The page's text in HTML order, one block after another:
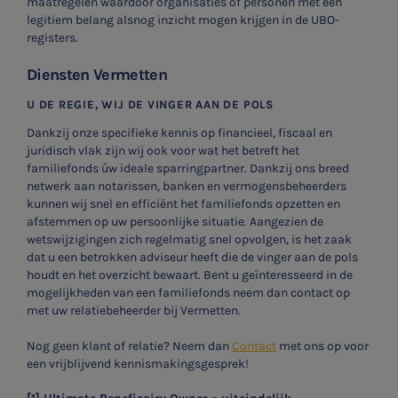
SNEL UW ANTWOORD VINDEN
Zonder gedoe
Typ hieronder uw zoekterm
Meest gezochte onderwerpen
Jaarrekening controle
Belastingadvies
Aanmelden topic-meldingen
Ontvang meldingen bij belangrijke ontwikkelingen rondom
het topic: Stikstof
E-mailadres
legitiem belang alsnog inzicht mogen krijgen in de UBO-
registers.
Diensten Vermetten
U DE REGIE, WIJ DE VINGER AAN DE POLS
Dankzij onze specifieke kennis op financieel, fiscaal en
juridisch vlak zijn wij ook voor wat het betreft het
familiefonds úw ideale sparringpartner. Dankzij ons breed
netwerk aan notarissen, banken en vermogensbeheerders
kunnen wij snel en efficiënt het familiefonds opzetten en
afstemmen op uw persoonlijke situatie. Aangezien de
wetswijzigingen zich regelmatig snel opvolgen, is het zaak
dat u een betrokken adviseur heeft die de vinger aan de pols
houdt en het overzicht bewaart. Bent u geïnteresseerd in de
mogelijkheden van een familiefonds neem dan contact op
met uw relatiebeheerder bij Vermetten.
Nog geen klant of relatie? Neem danContact met ons op voor
een vrijblijvend kennismakingsgesprek!